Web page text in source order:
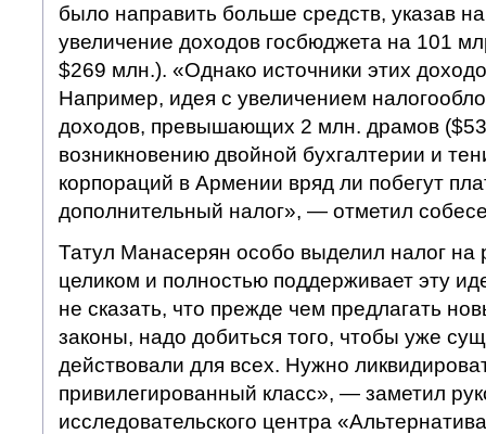
было направить больше средств, указав
увеличение доходов госбюджета на 101
$269 млн.). «Однако источники этих
Например, идея с увеличением
доходов, превышающих 2 млн. драмов
возникновению двойной бухгалтерии и
корпораций в Армении вряд ли побегут
дополнительный налог», — отметил
Татул Манасерян особо выделил налог на
целиком и полностью поддерживает эту
не сказать, что прежде чем предлагать
законы, надо добиться того, чтобы уже
действовали для всех. Нужно
привилегированный класс», — заметил
исследовательского центра